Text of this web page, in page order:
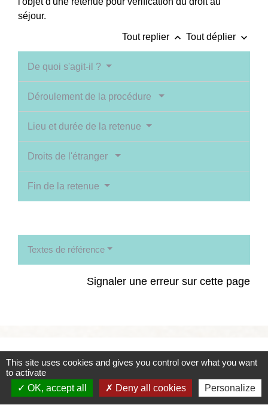
séjour.
Tout replier keyboard_arrow_up Tout déplier keyboard_arrow_down
De quoi s'agit-il ?
Déroulement de la procédure
Lieu et durée de la retenue
Droits de l'étranger
Fin de la retenue
Textes de référence
Signaler une erreur sur cette page
Commune de Coëtmieux
3, rue de la Mairie
22400 Coëtmieux - FRANCE
This site uses cookies and gives you control over what you want
to activate
OK, accept all
Deny all cookies Personalize